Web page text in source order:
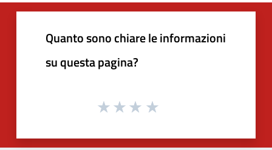
Quanto sono chiare le informazioni
su questa pagina?